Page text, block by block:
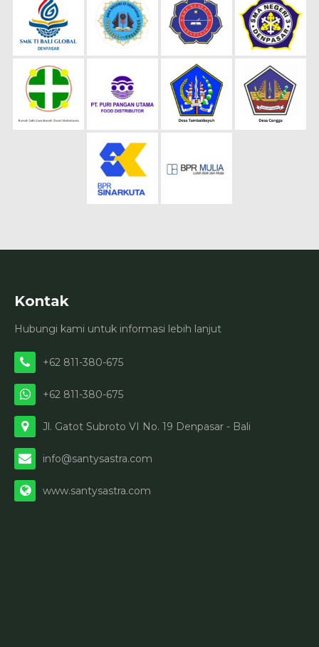
Kontak
Hubungi kami untuk informasi lebih lanjut
+62 811-380-675
+62 811-380-675
Jl. Gatot Subroto VI No. 19 Denpasar - Bali
info@santysastra.com
www.santysastra.com